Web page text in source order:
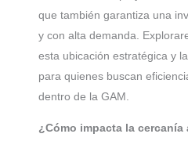
que también garantiza una
y con alta demanda.
esta ubicación estratégica y
para quienes buscan
dentro de la GAM.
¿Cómo impacta la